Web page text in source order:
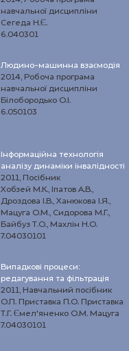
навчальної дисципліни
Сегеда Н.Є.
6.040301
Людино-машинна взаємодія
2014, Робоча програма
навчальної дисципліни
Білобородько О.І.
6.050103
Інформаційна технологія
аналізу динаміки інвалідності
2011, Посібник
Хобзей М.К., Іпатов А.В.,
Дроздова І.В., Ханюкова І.Я.,
Мацуга О.М., Сидорова М.Г.,
Байбуз Т.О., Махлін Н.О.
7.04030101
Випадкові процеси:
редагування та фільтрація
2011, Навчальний посібник
О.П. Приставка П.О. Приставка
Т.Г. Ємел’яненко О.М. Мацуга
7.04030101